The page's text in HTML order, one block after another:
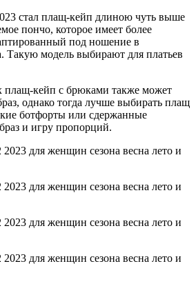
стал плащ-кейп длиною чуть выше
пончо, которое имеет более
под ношение в
Такую модель выбирают для платьев
плащ-кейп с брюками также может
однако тогда лучше выбирать плащ
ботфорты или сдержанные
и игру пропорций.